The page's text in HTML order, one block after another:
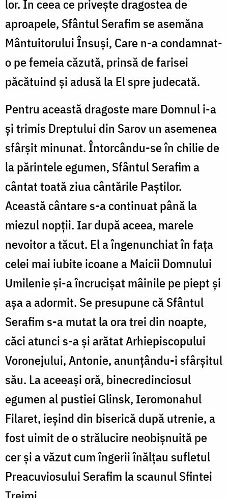
lor. În ceea ce priveşte dragostea de
aproapele, Sfântul Serafim se asemăna
Mântuitorului Însuşi, Care n-a condamnat-
o pe femeia căzută, prinsă de farisei
păcătuind şi adusă la El spre judecată.
Pentru această dragoste mare Domnul i-a
şi trimis Dreptului din Sarov un asemenea
sfârşit minunat. Întorcându-se în chilie de
la părintele egumen, Sfântul Serafim a
cântat toată ziua cântările Paştilor.
Această cântare s-a continuat până la
miezul nopţii. Iar după aceea, marele
nevoitor a tăcut. El a îngenunchiat în faţa
celei mai iubite icoane a Maicii Domnului
Umilenie şi-a încrucişat mâinile pe piept şi
aşa a adormit. Se presupune că Sfântul
Serafim s-a mutat la ora trei din noapte,
căci atunci s-a şi arătat Arhiepiscopului
Voronejului, Antonie, anunţându-i sfârşitul
său. La aceeaşi oră, binecredinciosul
egumen al pustiei Glinsk, Ieromonahul
Filaret, ieşind din biserică după utrenie, a
fost uimit de o strălucire neobişnuită pe
cer şi a văzut cum îngerii înălţau sufletul
Preacuviosului Serafim la scaunul Sfintei